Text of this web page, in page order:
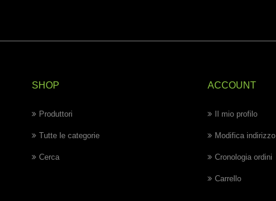
SHOP
Produttori
Tutte le categorie
Cerca
ACCOUNT
Il mio profilo
Modifica indirizzo
Cronologia ordini
Carrello